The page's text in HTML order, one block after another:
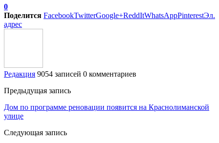
0
Поделится FacebookTwitterGoogle+ReddItWhatsAppPinterestЭл.
адрес
Редакция 9054 записей 0 комментариев
Предыдущая запись
Дом по программе реновации появится на Краснолиманской
улице
Следующая запись